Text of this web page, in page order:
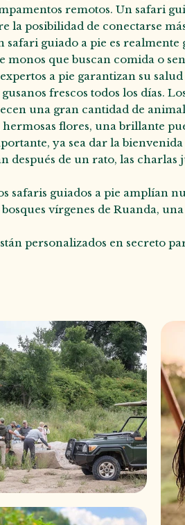
remotos. Un safari
la posibilidad de conectarse
guiado a pie es
que buscan comida o
a pie garantizan su
frescos todos los días.
una gran cantidad de
flores, una brillante
ya sea dar la
después de un rato, las
guiados a pie amplían
vírgenes de Ruanda,
personalizados en secreto